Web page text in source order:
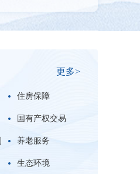
更多>
住房保障
国有产权交易
养老服务
生态环境